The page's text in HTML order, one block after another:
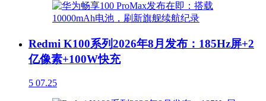
Redmi K100系列2026年8月发布：185Hz屏+2
亿像素+100W快充
5 07.25